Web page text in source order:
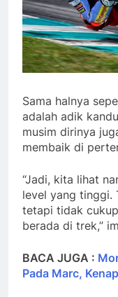
Sama halnya
adalah adik
musim dirinya
membaik di
“Jadi, kita lihat
level yang tinggi.
tetapi tidak
berada di trek,”
BACA JUGA :
Pada Marc,